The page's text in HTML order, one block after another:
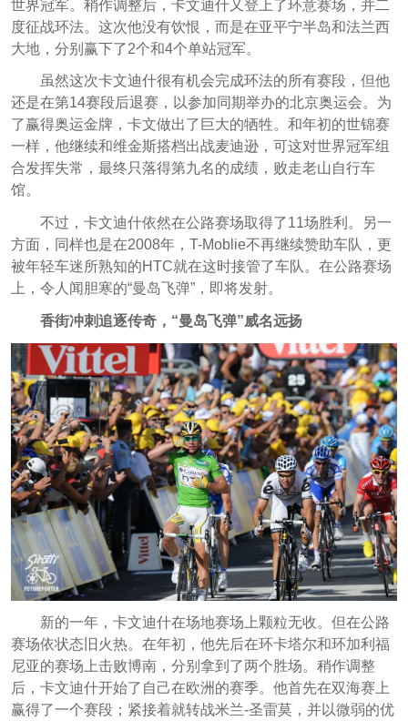
世界冠军。稍作调整后，卡文迪什又登上了环意赛场，并二
度征战环法。这次他没有饮恨，而是在亚平宁半岛和法兰西
大地，分别赢下了2个和4个单站冠军。
虽然这次卡文迪什很有机会完成环法的所有赛段，但他
还是在第14赛段后退赛，以参加同期举办的北京奥运会。为
了赢得奥运金牌，卡文做出了巨大的牺牲。和年初的世锦赛
一样，他继续和维金斯搭档出战麦迪逊，可这对世界冠军组
合发挥失常，最终只落得第九名的成绩，败走老山自行车
馆。
不过，卡文迪什依然在公路赛场取得了11场胜利。另一
方面，同样也是在2008年，T-Moblie不再继续赞助车队，更
被年轻车迷所熟知的HTC就在这时接管了车队。在公路赛场
上，令人闻胆寒的“曼岛飞弹”，即将发射。
香街冲刺追逐传奇，“曼岛飞弹”威名远扬
新的一年，卡文迪什在场地赛场上颗粒无收。但在公路
赛场依状态旧火热。在年初，他先后在环卡塔尔和环加利福
尼亚的赛场上击败博南，分别拿到了两个胜场。稍作调整
后，卡文迪什开始了自己在欧洲的赛季。他首先在双海赛上
赢得了一个赛段；紧接着就转战米兰-圣雷莫，并以微弱的优